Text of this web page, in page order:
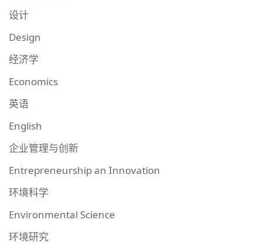
设计
Design
经济学
Economics
英语
English
企业管理与创新
Entrepreneurship an Innovation
环境科学
Environmental Science
环境研究